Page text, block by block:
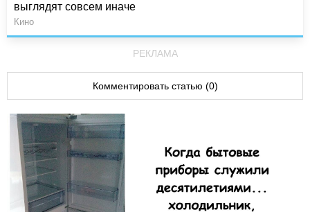
выглядят совсем иначе
Кино
РЕКЛАМА
Комментировать статью (0)